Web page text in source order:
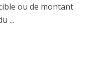
ou de montant
...